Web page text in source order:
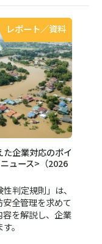
ら
レポート／資料
レポート／資料